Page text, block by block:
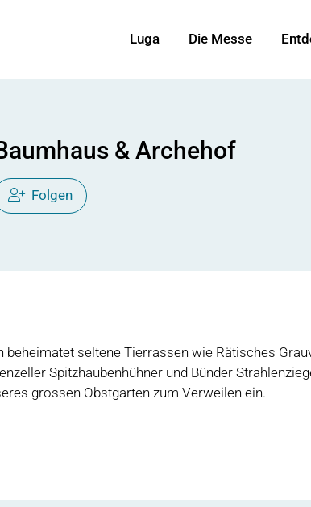
Luga Die Messe
& Archehof
Folgen
seltene Tierrassen wie Rätisches
Spitzhaubenhühner und Bünder
grossen Obstgarten zum Verweilen ein.